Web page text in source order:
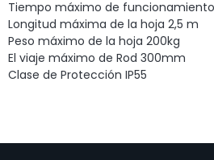
Tiempo máximo de
Longitud máxima de la hoja 2,5 m
Peso máximo de la hoja 200kg
El viaje máximo de Rod 300mm
Clase de Protección IP55